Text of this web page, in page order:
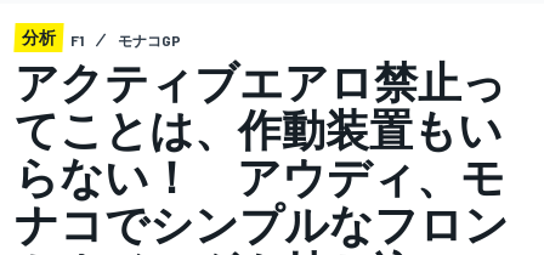
分析 F1 モナコGP
アクティブエアロ禁止っ
てことは、作動装置もい
らない！ アウディ、モ
ナコでシンプルなフロン